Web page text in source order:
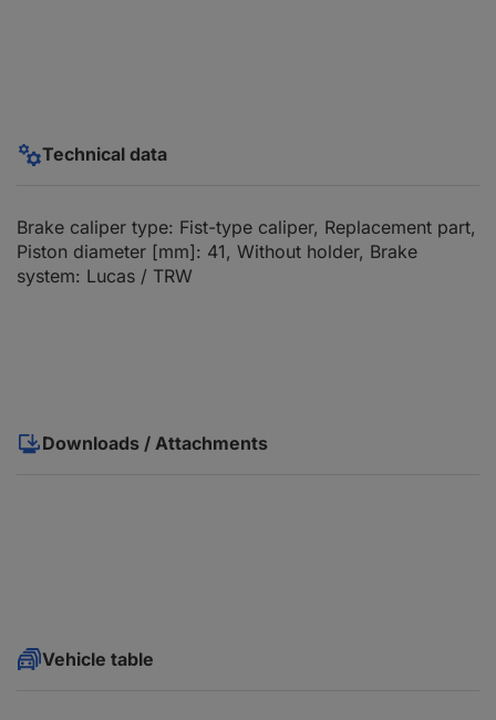
Technical data
Brake caliper type: Fist-type caliper, Replacement part,
Piston diameter [mm]: 41, Without holder, Brake
system: Lucas / TRW
Downloads / Attachments
Vehicle table